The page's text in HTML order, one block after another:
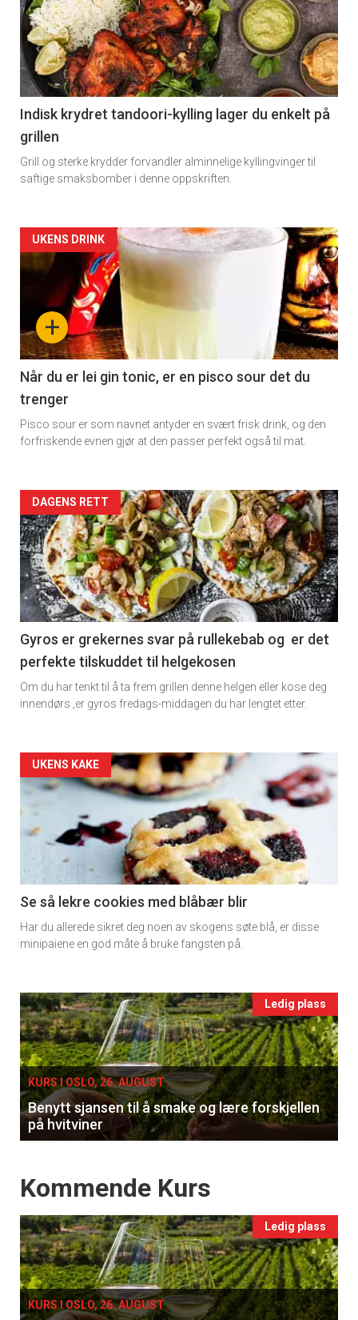
detail
-
section
11
Indisk krydret tandoori-kylling lager du enkelt på
grillen
Grill og sterke krydder forvandler alminnelige kyllingvinger til
saftige smaksbomber i denne oppskriften.
Artikler
detail
section
11
Dagens
rett
+
UKENS DRINK
Når du er lei gin tonic, er en pisco sour det du
trenger
Pisco sour er som navnet antyder en svært frisk drink, og den
forfriskende evnen gjør at den passer perfekt også til mat.
Artikler
detail
-
section
11
Dagens
rett
DAGENS RETT
Gyros er grekernes svar på rullekebab og er det
perfekte tilskuddet til helgekosen
Om du har tenkt til å ta frem grillen denne helgen eller kose deg
innendørs ,er gyros fredags-middagen du har lengtet etter.
Artikler
detail
-
section
11
Ukens
UKENS KAKE
Se så lekre cookies med blåbær blir
Har du allerede sikret deg noen av skogens søte blå, er disse
minipaiene en god måte å bruke fangsten på.
Events
single
Ledig plass
KURS I OSLO, 26. AUGUST
Benytt sjansen til å smake og lære forskjellen
på hvitviner
Events
Kommende Kurs
Ledig plass
KURS I OSLO, 26. AUGUST